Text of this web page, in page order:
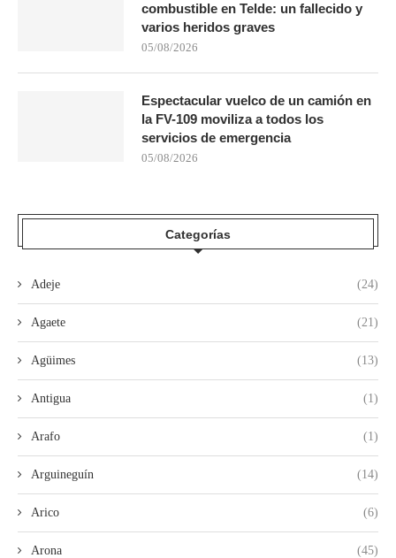
combustible en Telde: un fallecido y
varios heridos graves
05/08/2026
Espectacular vuelco de un camión en
la FV-109 moviliza a todos los
servicios de emergencia
05/08/2026
Categorías
Adeje (24)
Agaete (21)
Agüimes (13)
Antigua (1)
Arafo (1)
Arguineguín (14)
Arico (6)
Arona (45)